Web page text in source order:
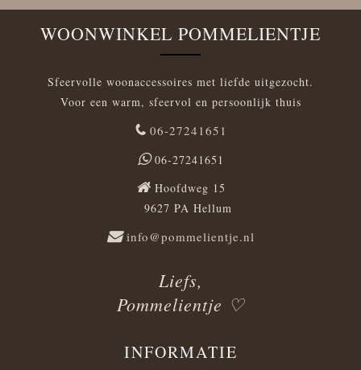
WOONWINKEL POMMELIENTJE
Sfeervolle woonaccessoires met liefde uitgezocht.
Voor een warm, sfeervol en persoonlijk thuis
06-27241651
06-27241651
Hoofdweg 15
9627 PA Hellum
info@pommelientje.nl
Liefs,
Pommelientje ♡
INFORMATIE